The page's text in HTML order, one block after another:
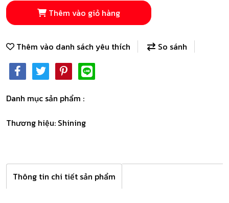
Thêm vào giỏ hàng
Thêm vào danh sách yêu thích So sánh
Danh mục sản phẩm :
Thương hiệu: Shining
Thông tin chi tiết sản phẩm